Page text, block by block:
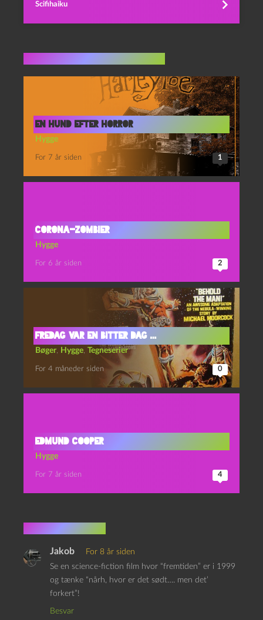
Scifihaiku
En hund efter horror
Hygge
For 7 år siden 1
Corona-zombier
Hygge
For 6 år siden 2
fredag var en bitter dag …
Bøger, Hygge, Tegneserier
For 4 måneder siden 0
Edmund Cooper
Hygge
For 7 år siden 4
4 kommentarer
Jakob
For 8 år siden
Se en science-fiction film hvor “fremtiden” er i 1999
og tænke “nårh, hvor er det sødt…. men det’
forkert”!
Besvar